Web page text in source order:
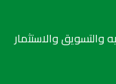
والتسويق والاستثمار